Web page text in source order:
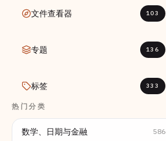
文件查看器 103
专题 136
标签 333
热门分类
数学、日期与金融
586